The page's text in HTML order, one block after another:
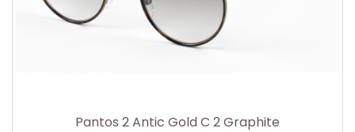
Pantos 2 Antic Gold C 2 Graphite